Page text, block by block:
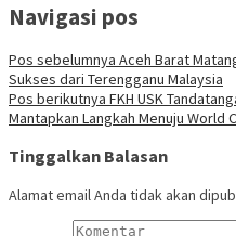
Navigasi pos
Pos sebelumnya Aceh Barat
Sukses dari Terengganu Malaysia
Pos berikutnya FKH USK
Mantapkan Langkah Menuju World
Tinggalkan Balasan
Alamat email Anda tidak akan